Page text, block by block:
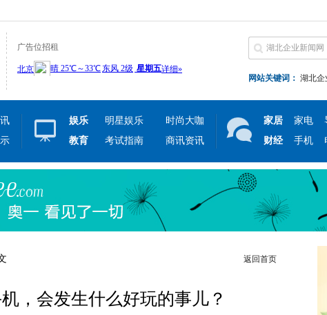
广告位招租
网站关键词： 湖北企
娱乐 明星娱乐
时尚大咖
教育
考试指南 商讯资讯
家居 家电
财经
手机
返回首页
，会发生什么好玩的事儿？